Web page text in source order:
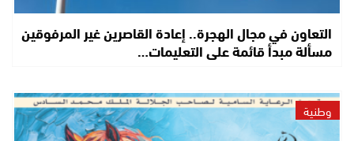
التعاون في مجال الهجرة.. إعادة القاصرين غير المرفوقين
مسألة مبدأ قائمة على التعليمات…
وطنية